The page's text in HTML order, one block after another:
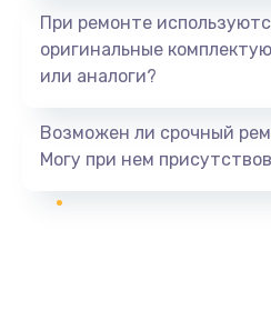
При ремонте
оригинальные
или аналоги?
Возможен ли срочный
Могу при нем